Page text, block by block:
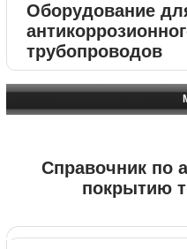
Оборудование
трубопроводов
Справочник по
покрытию